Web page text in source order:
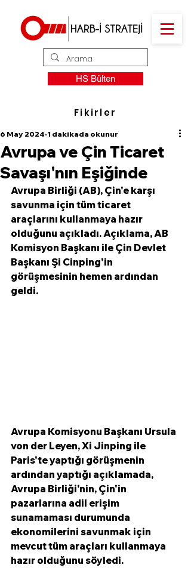
HS Bülten
Fikirler
Avrupa ve Çin Ticaret
Savaşı'nın Eşiğinde
6 May 2024 1 dakikada okunur
Avrupa Birliği (AB), Çin'e karşı
savunma için tüm ticaret
araçlarını kullanmaya hazır
olduğunu açıkladı. Açıklama, AB
Komisyon Başkanı ile Çin Devlet
Başkanı Şi Cinping'in
görüşmesinin hemen ardından
geldi.
Avrupa Komisyonu Başkanı Ursula
von der Leyen, Xi Jinping ile
Paris'te yaptığı görüşmenin
ardından yaptığı açıklamada,
Avrupa Birliği'nin, Çin'in
pazarlarına adil erişim
sunamaması durumunda
ekonomilerini savunmak için
mevcut tüm araçları kullanmaya
hazır olduğunu söyledi.